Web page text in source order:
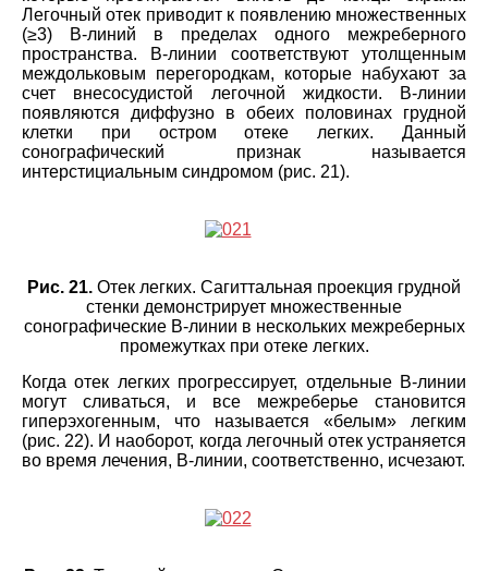
Легочный отек приводит к появлению множественных
(≥3) B-линий в пределах одного межреберного
пространства. В-линии соответствуют утолщенным
междольковым перегородкам, которые набухают за
счет внесосудистой легочной жидкости. В-линии
появляются диффузно в обеих половинах грудной
клетки при остром отеке легких. Данный
сонографический признак называется
интерстициальным синдромом (рис. 21).
Рис. 21. Отек легких. Сагиттальная проекция грудной
стенки демонстрирует множественные
сонографические В-линии в нескольких межреберных
промежутках при отеке легких.
Когда отек легких прогрессирует, отдельные В-линии
могут сливаться, и все межреберье становится
гиперэхогенным, что называется «белым» легким
(рис. 22). И наоборот, когда легочный отек устраняется
во время лечения, В-линии, соответственно, исчезают.